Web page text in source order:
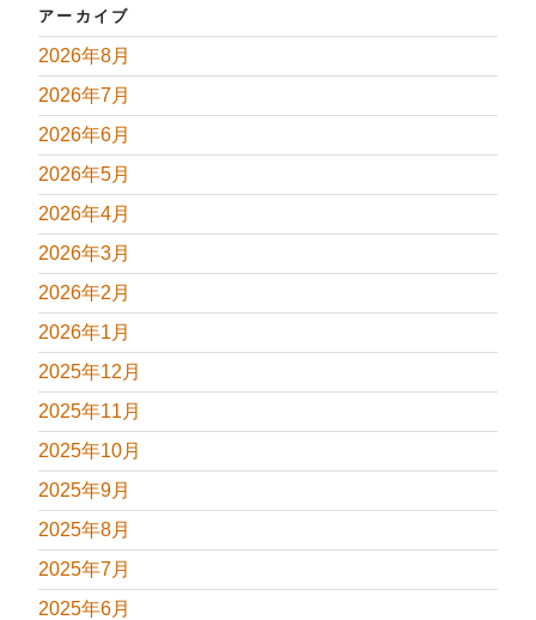
アーカイブ
2026年8月
2026年7月
2026年6月
2026年5月
2026年4月
2026年3月
2026年2月
2026年1月
2025年12月
2025年11月
2025年10月
2025年9月
2025年8月
2025年7月
2025年6月